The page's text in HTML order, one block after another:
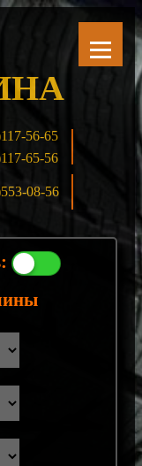
56-65
65-56
08-56